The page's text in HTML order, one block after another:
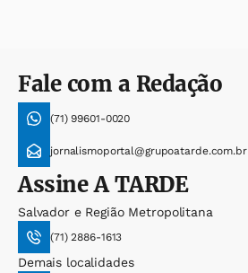
Fale com a Redação
(71) 99601-0020
jornalismoportal@grupoatarde.com.br
AssineA TARDE
Salvador e Região Metropolitana
(71) 2886-1613
Demais localidades